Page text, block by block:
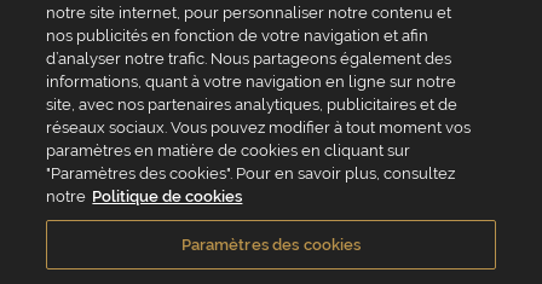
Service client
04 75 07 51 51
Du lundi au jeudi : 8h - 18h
Le vendredi : 8h - 17h
VALRHONA FRANCE - ZA Les Fleurons - 315 Allée des Bergerons -
Conditions générales de vente Politique de cookies Vie privée
notre site internet, pour personnaliser notre contenu et
nos publicités en fonction de votre navigation et afin
d’analyser notre trafic. Nous partageons également des
informations, quant à votre navigation en ligne sur notre
site, avec nos partenaires analytiques, publicitaires et de
réseaux sociaux. Vous pouvez modifier à tout moment vos
paramètres en matière de cookies en cliquant sur
"Paramètres des cookies". Pour en savoir plus, consultez
notre Politique de cookies
Paramètres des cookies